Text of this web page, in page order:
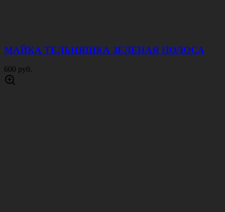
МАЙКА ТЕЛЬНЯШКА ЗЕЛЕНАЯ ПОЛОСА
600 руб.